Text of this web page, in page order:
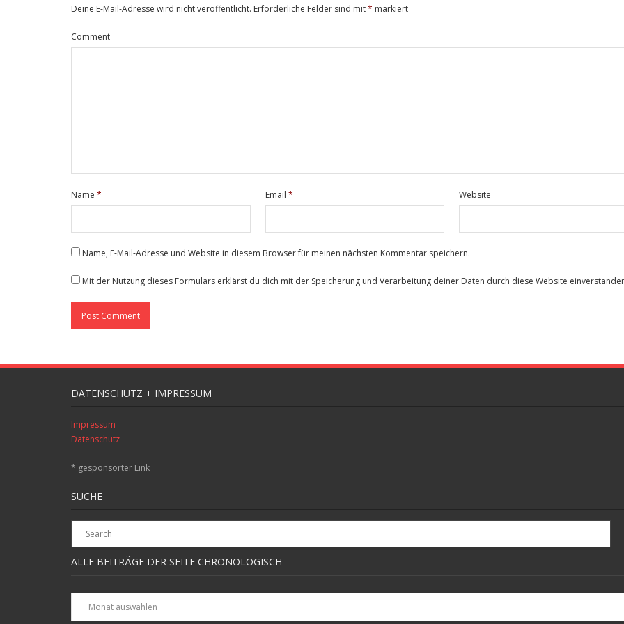
Deine E-Mail-Adresse wird nicht veröffentlicht. Erforderliche Felder sind mit* markiert
Comment
Name * Email * Website
Name, E-Mail-Adresse und Website in diesem Browser für meinen nächsten Kommentar speichern.
Mit der Nutzung dieses Formulars erklärst du dich mit der Speicherung und Verarbeitung deiner Daten durch diese Website
DATENSCHUTZ + IMPRESSUM
Impressum
Datenschutz
* gesponsorter Link
SUCHE
ALLE BEITRÄGE DER SEITE CHRONOLOGISCH
Alle
Beiträge
der